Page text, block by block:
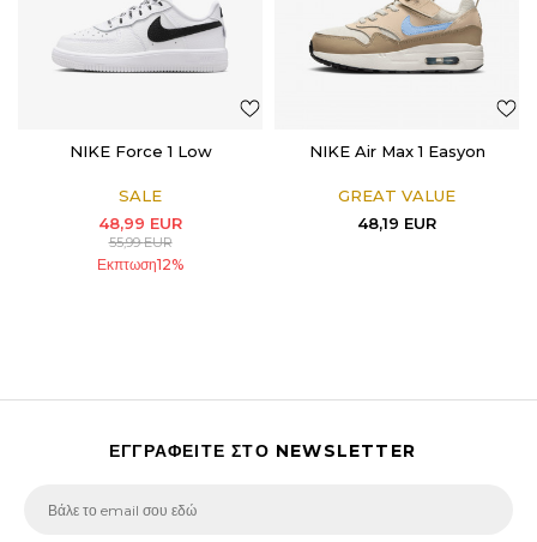
NIKE Force 1 Low
SALE
48,99 EUR
55,99EUR
Εκπτωση12%
NIKE Air Max 1 Easyon
GREAT VALUE
48,19 EUR
ΕΓΓΡΑΦΕΙΤΕ ΣΤΟ NEWSLETTER